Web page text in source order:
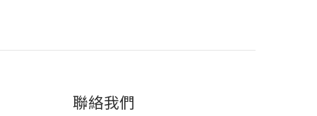
聯絡我們